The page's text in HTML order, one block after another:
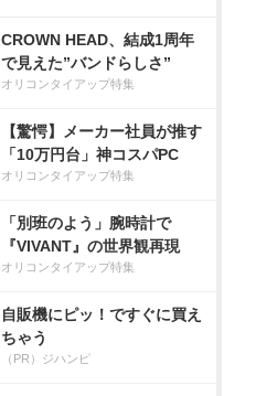
CROWN HEAD、結成1周年
で見えた”バンドらしさ”
オリコンタイアップ特集
【驚愕】メーカー社員が推す
「10万円台」神コスパPC
オリコンタイアップ特集
「別班のよう」腕時計で
『VIVANT』の世界観再現
オリコンタイアップ特集
自販機にピッ！ですぐに買え
ちゃう
（PR）ジハンピ